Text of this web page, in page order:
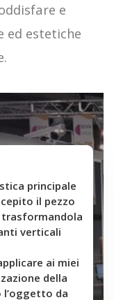
e
ed estetiche
principale
il pezzo
verticali
ai miei
della
da